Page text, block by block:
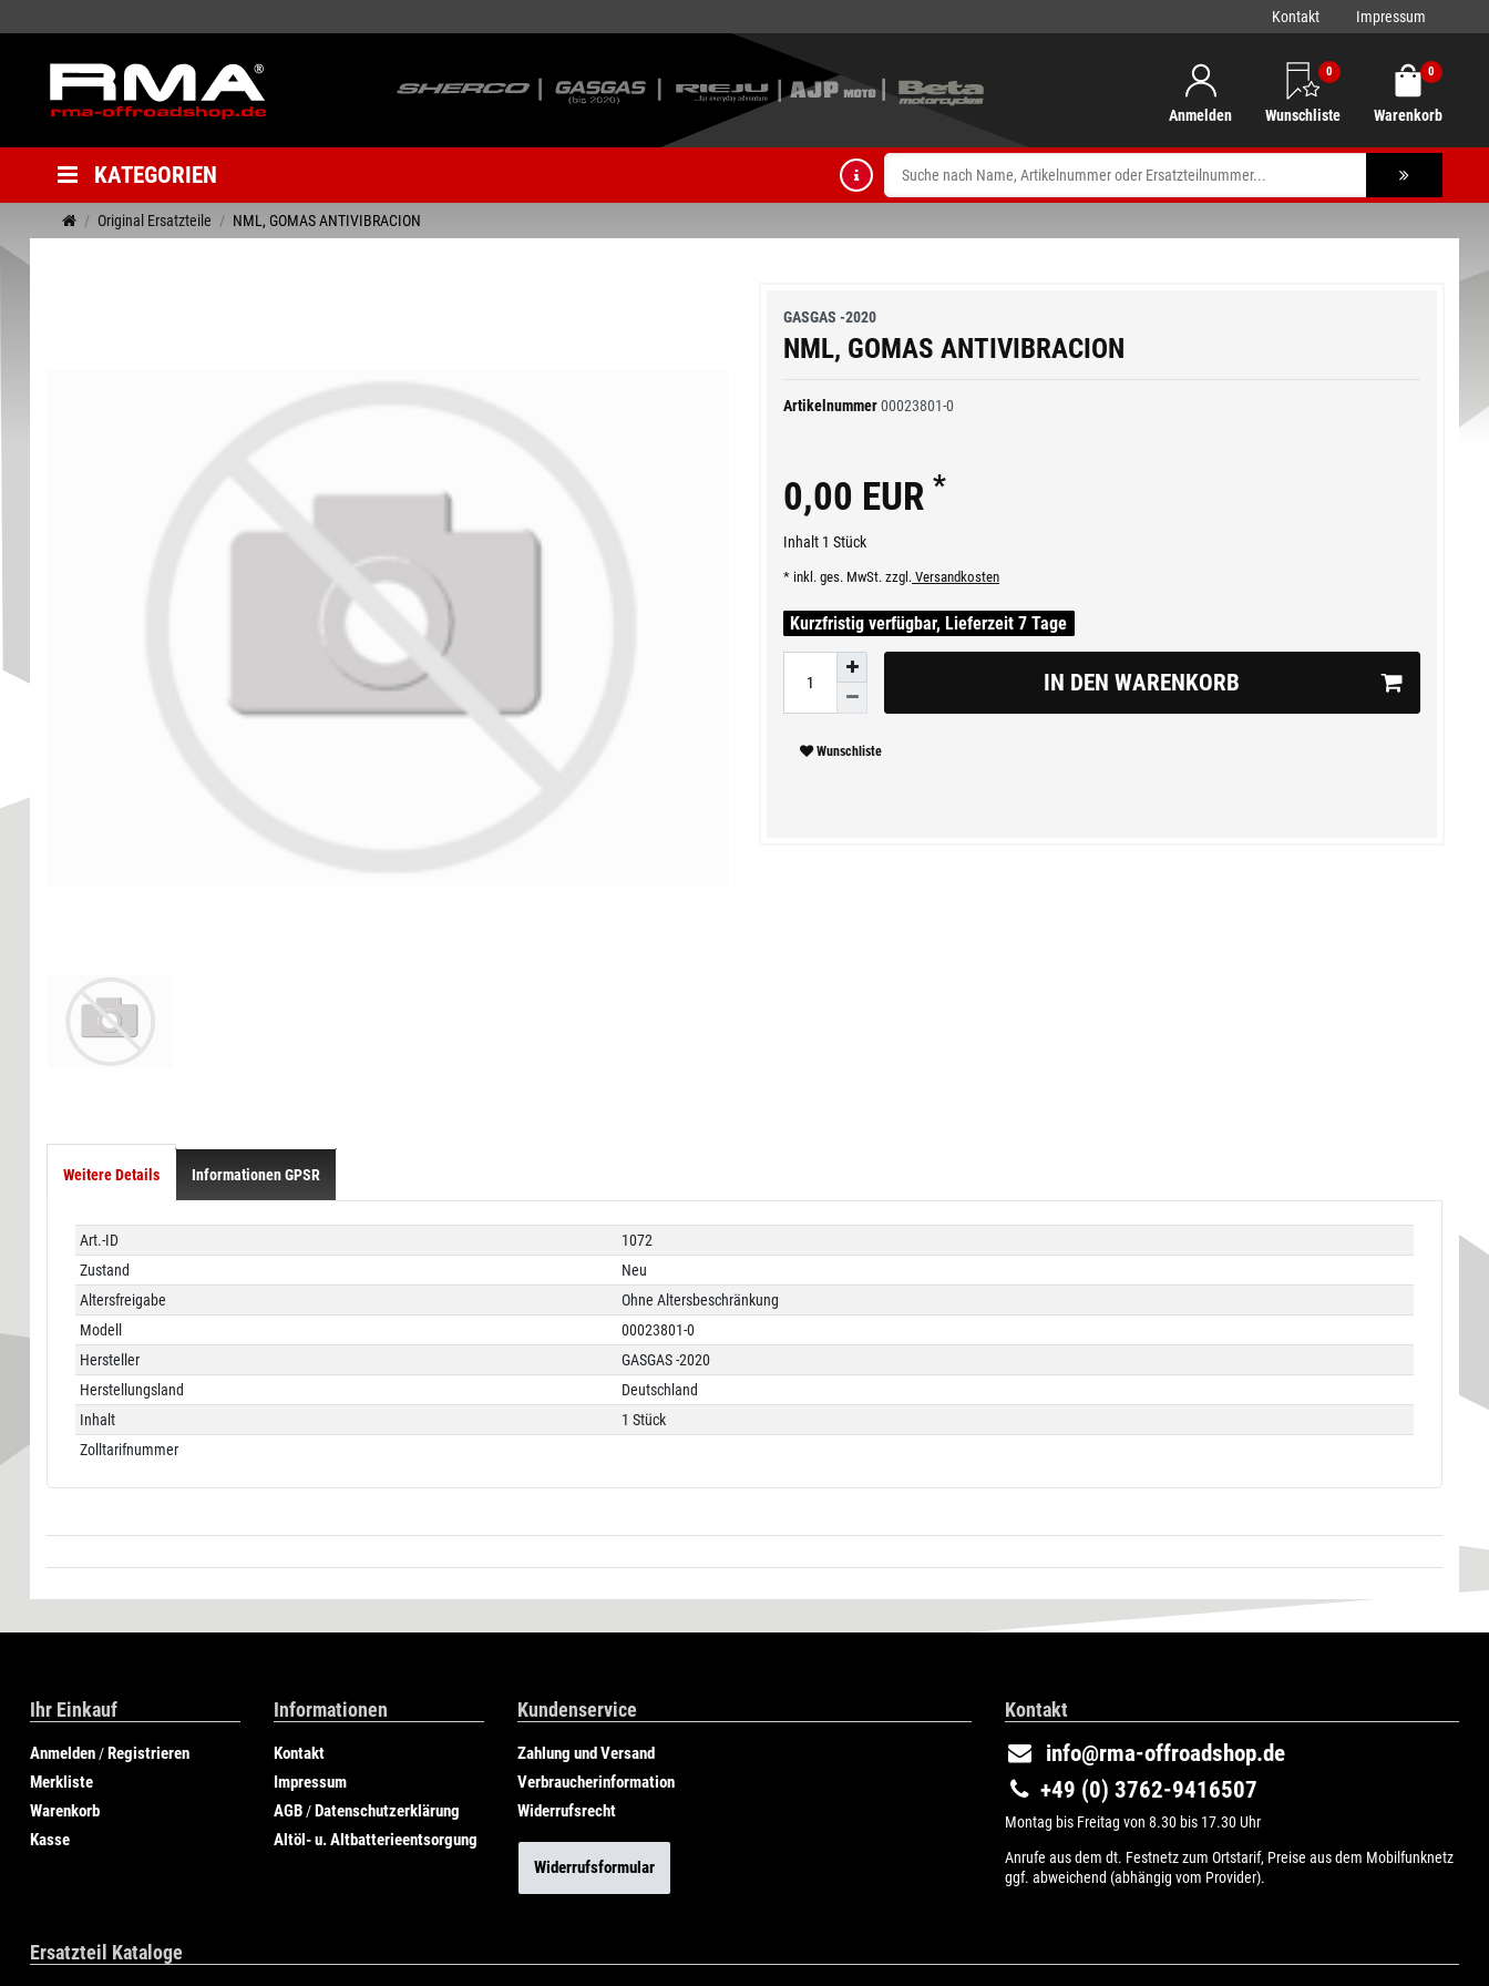
Kontakt Impressum
Anmelden
0
Wunschliste
0
Warenkorb
KATEGORIEN
Original Ersatzteile NML, GOMAS ANTIVIBRACION
GASGAS -2020
NML, GOMAS ANTIVIBRACION
Artikelnummer00023801-0
0,00 EUR *
Inhalt 1 Stück
* inkl. ges. MwSt. zzgl. Versandkosten
Kurzfristig verfügbar, Lieferzeit 7 Tage
IN DEN WARENKORB
Wunschliste
Weitere Details Informationen GPSR
Technisches
Merkmal
Wert
Art.-ID
1072
Zustand
Neu
Altersfreigabe
Ohne Altersbeschränkung
Modell
00023801-0
Hersteller
GASGAS -2020
Herstellungsland
Deutschland
Inhalt
1 Stück
Zolltarifnummer
Ihr Einkauf
Anmelden /Registrieren
Merkliste
Warenkorb
Kasse
Informationen
Kontakt
Impressum
AGB /Datenschutzerklärung
Altöl- u. Altbatterieentsorgung
Kundenservice
Zahlung und Versand
Verbraucherinformation
Widerrufsrecht
Widerrufsformular
Kontakt
info@rma-offroadshop.de
+49 (0) 3762-9416507
Montag bis Freitag von 8.30 bis 17.30 Uhr
Anrufe aus dem dt. Festnetz zum Ortstarif, Preise aus dem Mobilfunknetz
ggf. abweichend (abhängig vom Provider).
Ersatzteil Kataloge